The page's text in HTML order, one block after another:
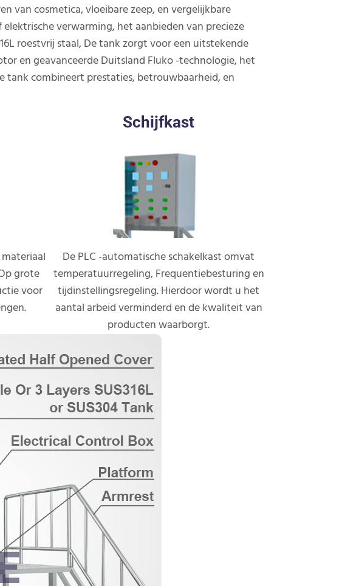
van cosmetica, vloeibare zeep, en vergelijkbare
verwarming, het aanbieden van precieze
roestvrij staal, De tank zorgt voor een uitstekende
en geavanceerde Duitsland Fluko -technologie, het
tank combineert prestaties, betrouwbaarheid, en
grote
voor
Schijfkast
De PLC -automatische schakelkast omvat
temperatuurregeling, Frequentiebesturing en
tijdinstellingsregeling. Hierdoor wordt u het
aantal arbeid verminderd en de kwaliteit van
producten waarborgt.